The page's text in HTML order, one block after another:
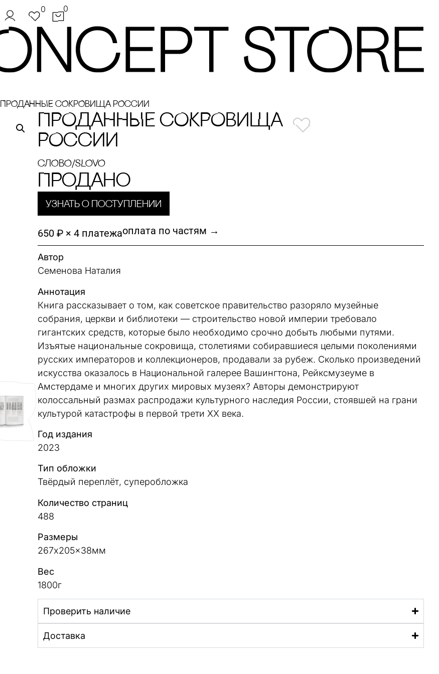
0 0
ПРОДАННЫЕ сОКРОВИЩА РОссИИ
ПРОДАННЫЕ сОКРОВИЩА
РОссИИ
сЛОВО/sLOVO
Продано
Узнать о поступлении
650 ₽ × 4 платежаоплата по частям →
Автор
Семенова Наталия
Аннотация
Книга рассказывает о том, как советское правительство разоряло музейные
собрания, церкви и библиотеки — строительство новой империи требовало
гигантских средств, которые было необходимо срочно добыть любыми путями.
Изъятые национальные сокровища, столетиями собиравшиеся целыми поколениями
русских императоров и коллекционеров, продавали за рубеж. Сколько произведений
искусства оказалось в Национальной галерее Вашингтона, Рейксмузеуме в
Амстердаме и многих других мировых музеях? Авторы демонстрируют
колоссальный размах распродажи культурного наследия России, стоявшей на грани
культурой катастрофы в первой трети XX века.
Год издания
2023
Тип обложки
Твёрдый переплёт, суперобложка
Количество страниц
488
Размеры
267x205x38мм
Вес
1800г
Проверить наличие
Доставка